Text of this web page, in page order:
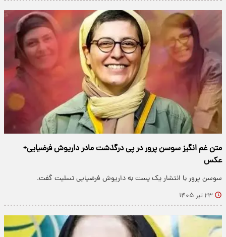
متن غم انگیز سوسن پرور در پی درگذشت مادر داریوش فرضیایی+
عکس
سوسن پرور با انتشار یک پست به داریوش فرضیایی تسلیت گفت.
۲۳ تیر ۱۴۰۵